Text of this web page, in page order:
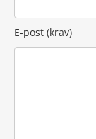
E-post (krav)